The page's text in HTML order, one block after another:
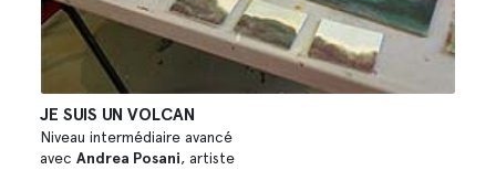
JE SUIS UN VOLCAN
Niveau intermédiaire avancé
avec Andrea Posani, artiste